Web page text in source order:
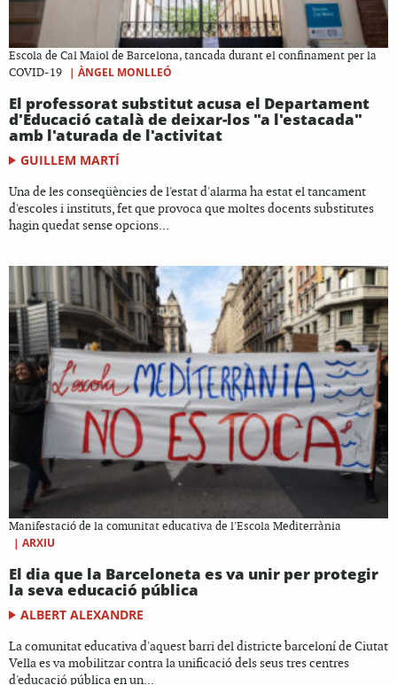
Escola de Cal Maiol de Barcelona, tancada durant el confinament per la
COVID-19
| ÀNGEL MONLLEÓ
El professorat substitut acusa el Departament
d'Educació català de deixar-los "a l'estacada"
amb l'aturada de l'activitat
GUILLEM MARTÍ
Una de les conseqüències de l'estat d'alarma ha estat el tancament
d'escoles i instituts, fet que provoca que moltes docents substitutes
hagin quedat sense opcions...
Manifestació de la comunitat educativa de l'Escola Mediterrània
| ARXIU
El dia que la Barceloneta es va unir per protegir
la seva educació pública
ALBERT ALEXANDRE
La comunitat educativa d'aquest barri del districte barceloní de Ciutat
Vella es va mobilitzar contra la unificació dels seus tres centres
d'educació pública en un...